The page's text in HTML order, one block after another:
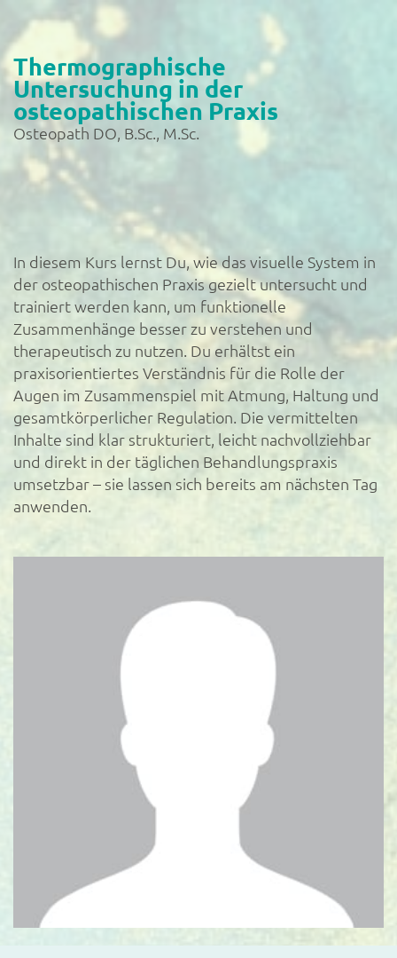
Thermographische
Untersuchung in der
osteopathischen Praxis
Osteopath DO, B.Sc., M.Sc.
In diesem Kurs lernst Du, wie das visuelle System in
der osteopathischen Praxis gezielt untersucht und
trainiert werden kann, um funktionelle
Zusammenhänge besser zu verstehen und
therapeutisch zu nutzen. Du erhältst ein
praxisorientiertes Verständnis für die Rolle der
Augen im Zusammenspiel mit Atmung, Haltung und
gesamtkörperlicher Regulation. Die vermittelten
Inhalte sind klar strukturiert, leicht nachvollziehbar
und direkt in der täglichen Behandlungspraxis
umsetzbar – sie lassen sich bereits am nächsten Tag
anwenden.